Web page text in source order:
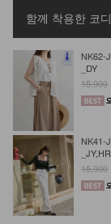
함께 착용한 코
NK62-
_DY
15,900
NK41-
_JY,HR
15,900